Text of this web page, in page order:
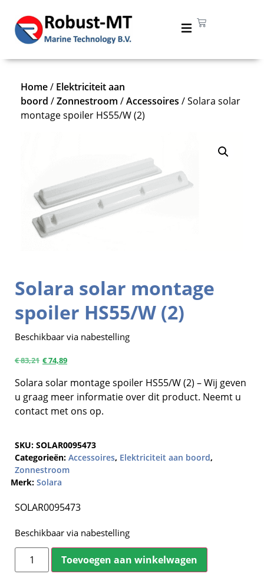
Solara solar montage
spoiler HS55/W (2)
Beschikbaar via nabestelling
€83,21 €74,89
Solara solar montage spoiler HS55/W (2) – Wij geven
u graag meer informatie over dit product. Neemt u
contact met ons op.
SKU: SOLAR0095473
Categorieën: Accessoires, Elektriciteit aan boord,
Zonnestroom
Merk: Solara
SOLAR0095473
Beschikbaar via nabestelling
Toevoegen aan winkelwagen
Home/ Elektriciteit aan
boord /Zonnestroom /Accessoires / Solara solar
montage spoiler HS55/W (2)